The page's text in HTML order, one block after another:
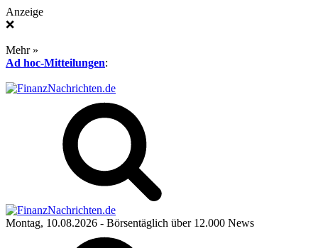
Anzeige
❌
Mehr »
Ad hoc-Mitteilungen:
Montag, 10.08.2026 - Börsentäglich über 12.000 News